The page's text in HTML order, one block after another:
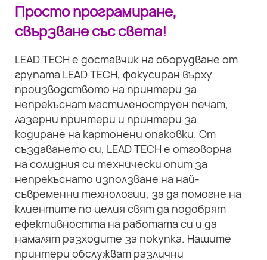
Просто програмиране,
свързване със света!
LEAD TECH е доставчик на оборудване от
групата LEAD TECH, фокусиран върху
производството на принтери за
непрекъснат мастиленоструен печат,
лазерни принтери и принтери за
кодиране на картонени опаковки. От
създаването си, LEAD TECH е отговорна
на солидния си технически опит за
непрекъснато използване на най-
съвременни технологии, за да помогне на
клиентите по целия свят да подобрят
ефективността на работата си и да
намалят разходите за покупка. Нашите
принтери обслужват различни